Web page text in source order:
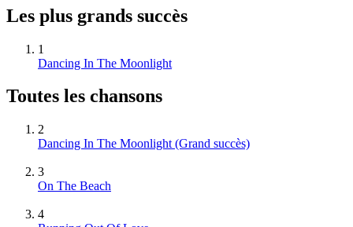
Les plus grands succès
1
Dancing In The Moonlight
Toutes les chansons
2
Dancing In The Moonlight (Grand succès)
3
On The Beach
4